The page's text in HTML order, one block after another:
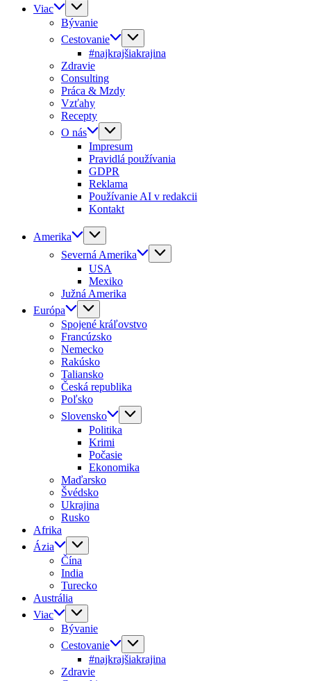
Viac
Bývanie
Cestovanie
#najkrajšiakrajina
Zdravie
Consulting
Práca & Mzdy
Vzťahy
Recepty
O nás
Impresum
Pravidlá používania
GDPR
Reklama
Používanie AI v redakcii
Kontakt
Amerika
Severná Amerika
USA
Mexiko
Južná Amerika
Európa
Spojené kráľovstvo
Francúzsko
Nemecko
Rakúsko
Taliansko
Česká republika
Poľsko
Slovensko
Politika
Krimi
Počasie
Ekonomika
Maďarsko
Švédsko
Ukrajina
Rusko
Afrika
Ázia
Čína
India
Turecko
Austrália
Viac
Bývanie
Cestovanie
#najkrajšiakrajina
Zdravie